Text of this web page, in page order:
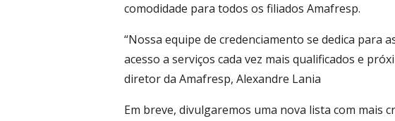
comodidade para todos os filiados Amafresp.
“Nossa equipe de credenciamento se dedica para
acesso a serviços cada vez mais qualificados e
diretor da Amafresp, Alexandre Lania
Em breve, divulgaremos uma nova lista com mais